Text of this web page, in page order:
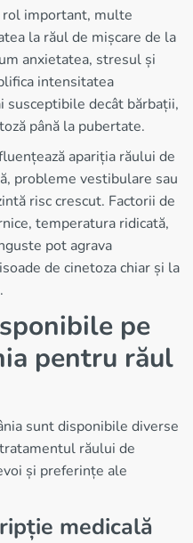
rol important, multe
la răul de mișcare de la
anxietatea, stresul și
intensitatea
decât bărbații,
până la pubertate.
apariția răului de
probleme vestibulare sau
risc crescut. Factorii de
temperatura ridicată,
pot agrava
de cinetoza chiar și la
pe
pentru răul
sunt disponibile diverse
răului de
și preferințe ale
medicală